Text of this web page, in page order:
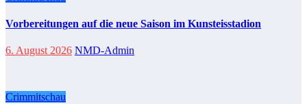
Vorbereitungen auf die neue Saison im Kunsteisstadion
6. August 2026 NMD-Admin
Crimmitschau